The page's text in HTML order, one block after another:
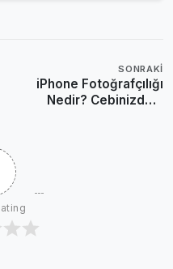
SONRAKI
iPhone Fotoğrafçılığı
Nedir? Cebinizdeki